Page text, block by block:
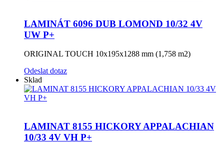
LAMINÁT 6096 DUB LOMOND 10/32 4V
UW P+
ORIGINAL TOUCH 10x195x1288 mm (1,758 m2)
Odeslat dotaz
Sklad
LAMINAT 8155 HICKORY APPALACHIAN
10/33 4V VH P+